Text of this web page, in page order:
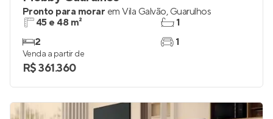
Pronto para morar em Vila Galvão, Guarulhos
45 e 48 m²
2
1
1
Venda a partir de
R$ 361.360